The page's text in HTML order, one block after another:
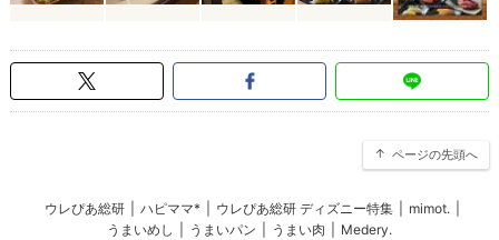
ページの先頭へ
ウレぴあ総研 ハピママ* ウレぴあ総研 ディズニー特集 mimot.
うまいめし
うまいパン うまい肉 Medery.